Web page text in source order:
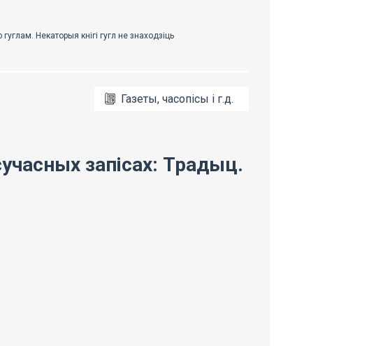
Газеты, часопісы і г.д.
запісах: Традыц.